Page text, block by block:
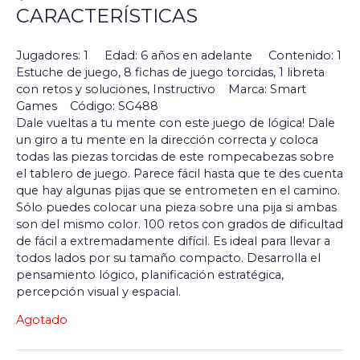
CARACTERÍSTICAS
Jugadores: 1 Edad: 6 años en adelante Contenido: 1
Estuche de juego, 8 fichas de juego torcidas, 1 libreta
con retos y soluciones, Instructivo Marca: Smart
Games Código: SG488
Dale vueltas a tu mente con este juego de lógica! Dale
un giro a tu mente en la dirección correcta y coloca
todas las piezas torcidas de este rompecabezas sobre
el tablero de juego. Parece fácil hasta que te des cuenta
que hay algunas pijas que se entrometen en el camino.
Sólo puedes colocar una pieza sobre una pija si ambas
son del mismo color. 100 retos con grados de dificultad
de fácil a extremadamente difícil. Es ideal para llevar a
todos lados por su tamaño compacto. Desarrolla el
pensamiento lógico, planificación estratégica,
percepción visual y espacial.
Agotado